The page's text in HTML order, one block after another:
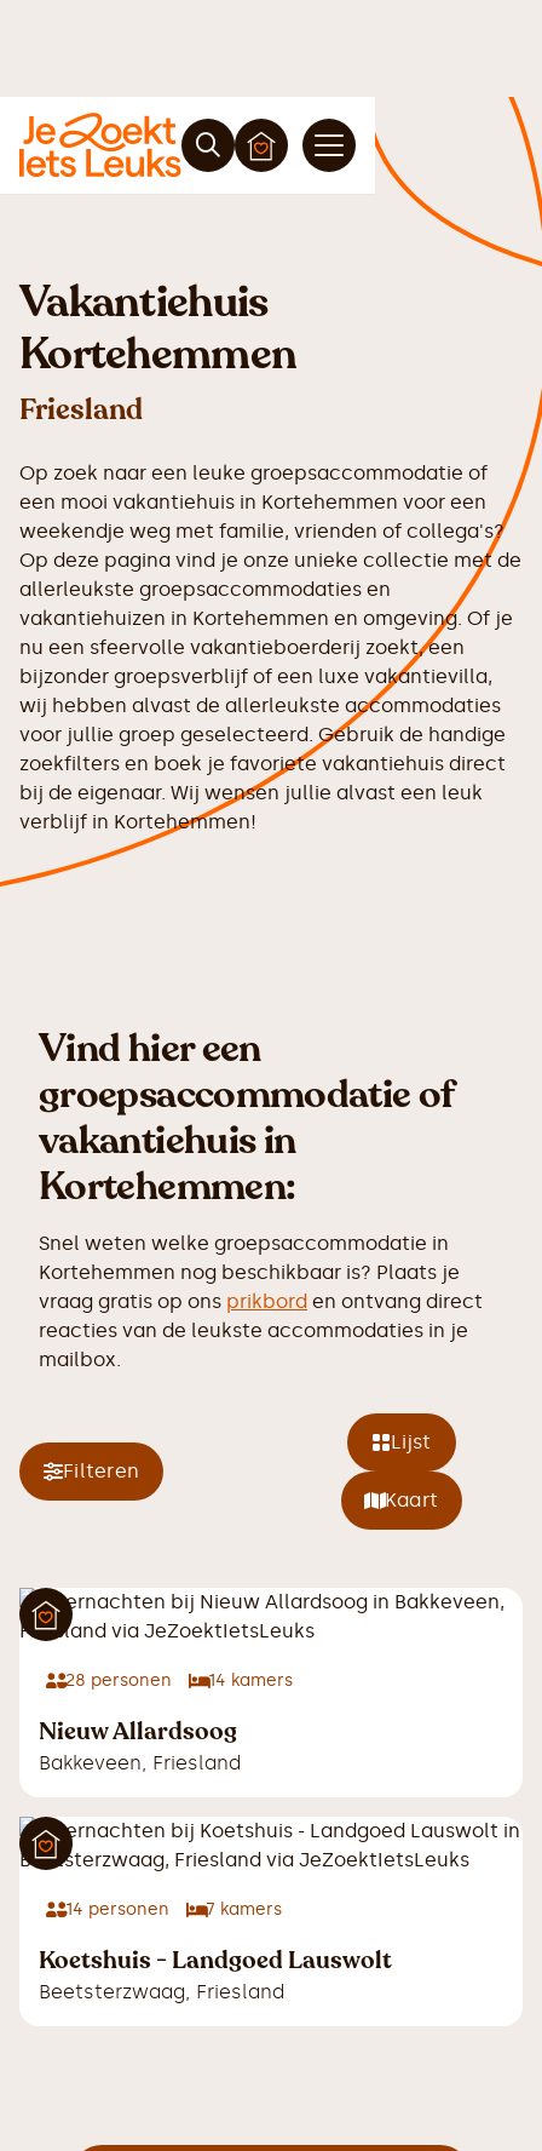
Vakantiehuis
Kortehemmen
Friesland
Op zoek naar een leuke groepsaccommodatie of
een mooi vakantiehuis in Kortehemmen voor een
weekendje weg met familie, vrienden of collega's?
Op deze pagina vind je onze unieke collectie met de
allerleukste groepsaccommodaties en
vakantiehuizen in Kortehemmen en omgeving. Of je
nu een sfeervolle vakantieboerderij zoekt, een
bijzonder groepsverblijf of een luxe vakantievilla,
wij hebben alvast de allerleukste accommodaties
voor jullie groep geselecteerd. Gebruik de handige
zoekfilters en boek je favoriete vakantiehuis direct
bij de eigenaar. Wij wensen jullie alvast een leuk
verblijf in Kortehemmen!
Vind hier een
groepsaccommodatie of
vakantiehuis in
Kortehemmen:
Snel weten welke groepsaccommodatie in
Kortehemmen nog beschikbaar is? Plaats je
vraag gratis op ons prikbord en ontvang direct
reacties van de leukste accommodaties in je
mailbox.
Filteren
Lijst
Kaart
28 personen 14 kamers
Nieuw Allardsoog
Bakkeveen, Friesland
14 personen 7 kamers
Koetshuis - Landgoed Lauswolt
Beetsterzwaag, Friesland